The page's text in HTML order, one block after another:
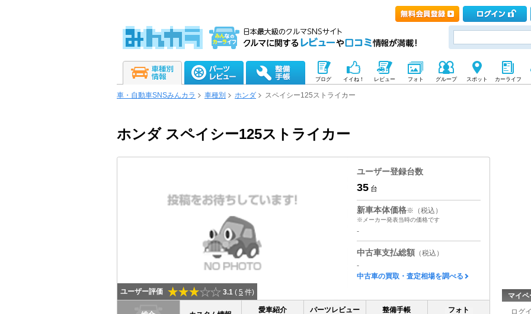
ブログ イイね！ レビュー フォト グループ スポット カーライフ
車・自動車SNSみんカラ 車種別 ホンダ スペイシー125ストライカー
ホンダ スペイシー125ストライカー
ユーザー評価 3.1 ( 5 件)
ユーザー登録台数
35 台
新車本体価格※（税込）
※メーカー発表当時の価格です
-
中古車支払総額 （税込）
-
中古車の買取・査定相場を調べる
愛車紹介 パーツレビュー 整備手帳 フォト
マイ
ログ